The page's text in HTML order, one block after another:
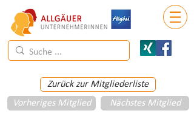
Zurück zur Mitgliederliste
Vorheriges Mitglied
Nächstes Mitglied